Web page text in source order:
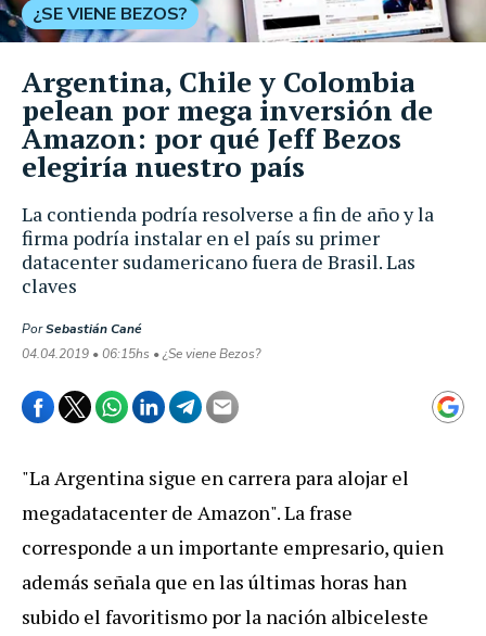
La contienda podría resolverse a fin de año y la
firma podría instalar en el país su primer
datacenter sudamericano fuera de Brasil. Las
claves
PorSebastián Cané
04.04.2019 • 06:15hs • ¿Se viene Bezos?
¿SE VIENE BEZOS?
Argentina, Chile y Colombia
pelean por mega inversión de
Amazon: por qué Jeff Bezos
elegiría nuestro país
"LaArgentina sigue en carrera para alojar el
megadatacenter de Amazon".Lafrase
corresponde aun importante empresario, quien
además señala que enlas últimas horas han
subido el favoritismo porla nación albiceleste